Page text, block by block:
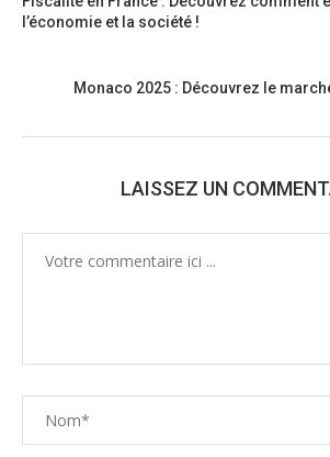
l’économie et la société !
Monaco 2025 : Découvrez le
LAISSEZ UN